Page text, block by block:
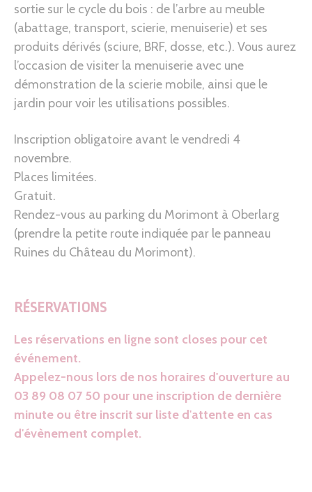
sortie sur le cycle du bois : de l’arbre au meuble
(abattage, transport, scierie, menuiserie) et ses
produits dérivés (sciure, BRF, dosse, etc.). Vous aurez
l’occasion de visiter la menuiserie avec une
démonstration de la scierie mobile, ainsi que le
jardin pour voir les utilisations possibles.
Inscription obligatoire avant le vendredi 4
novembre.
Places limitées.
Gratuit.
Rendez-vous au parking du Morimont à Oberlarg
(prendre la petite route indiquée par le panneau
Ruines du Château du Morimont).
RÉSERVATIONS
Les réservations en ligne sont closes pour cet
événement.
Appelez-nous lors de nos horaires d'ouverture au
03 89 08 07 50 pour une inscription de dernière
minute ou être inscrit sur liste d'attente en cas
d'évènement complet.